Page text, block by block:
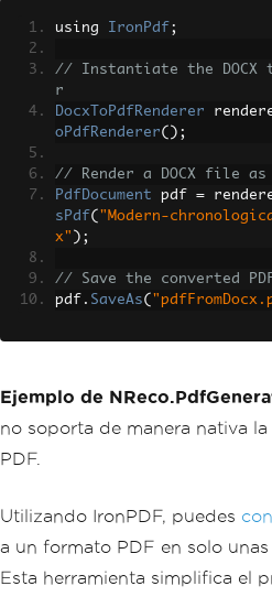
using IronPdf ;
// Instantiate the DOCX
r
DocxToPdfRenderer
oPdfRenderer();
// Render a DOCX file as
PdfDocument pdf =
sPdf( "Modern-
x" );
// Save the converted
pdf . SaveAs(
Ejemplo de
no soporta de manera nativa
PDF.
Utilizando IronPDF, puedes
a un formato PDF en solo
Esta herramienta simplifica el